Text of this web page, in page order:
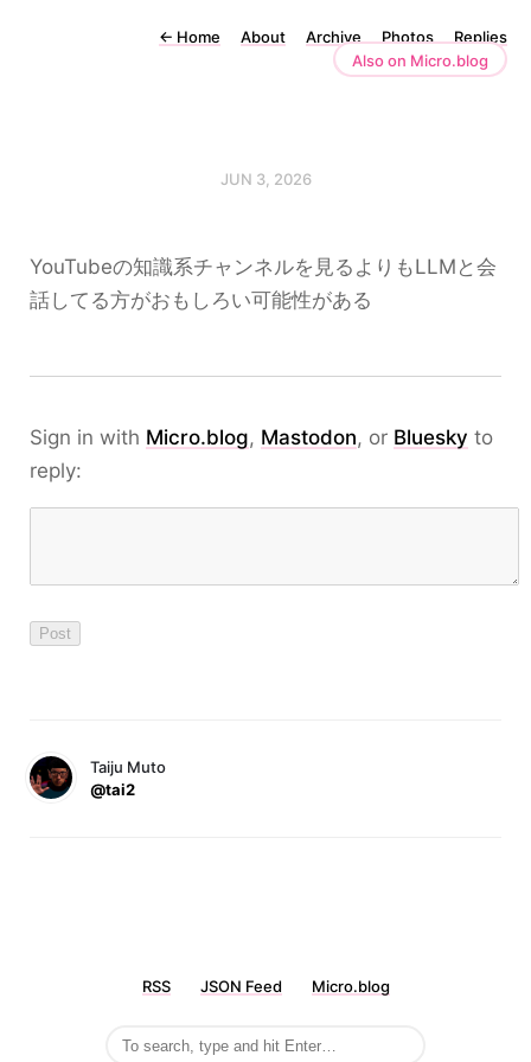
← Home About Archive Photos
Replies
Also on Micro.blog
JUN 3, 2026
YouTubeの知識系チャンネルを見るよりもLLMと会
話してる方がおもしろい可能性がある
Sign in with Micro.blog, Mastodon, or Bluesky to
reply:
Taiju Muto
@tai2
RSS JSON Feed Micro.blog